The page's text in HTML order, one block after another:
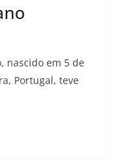
nascido em 5 de
Portugal, teve